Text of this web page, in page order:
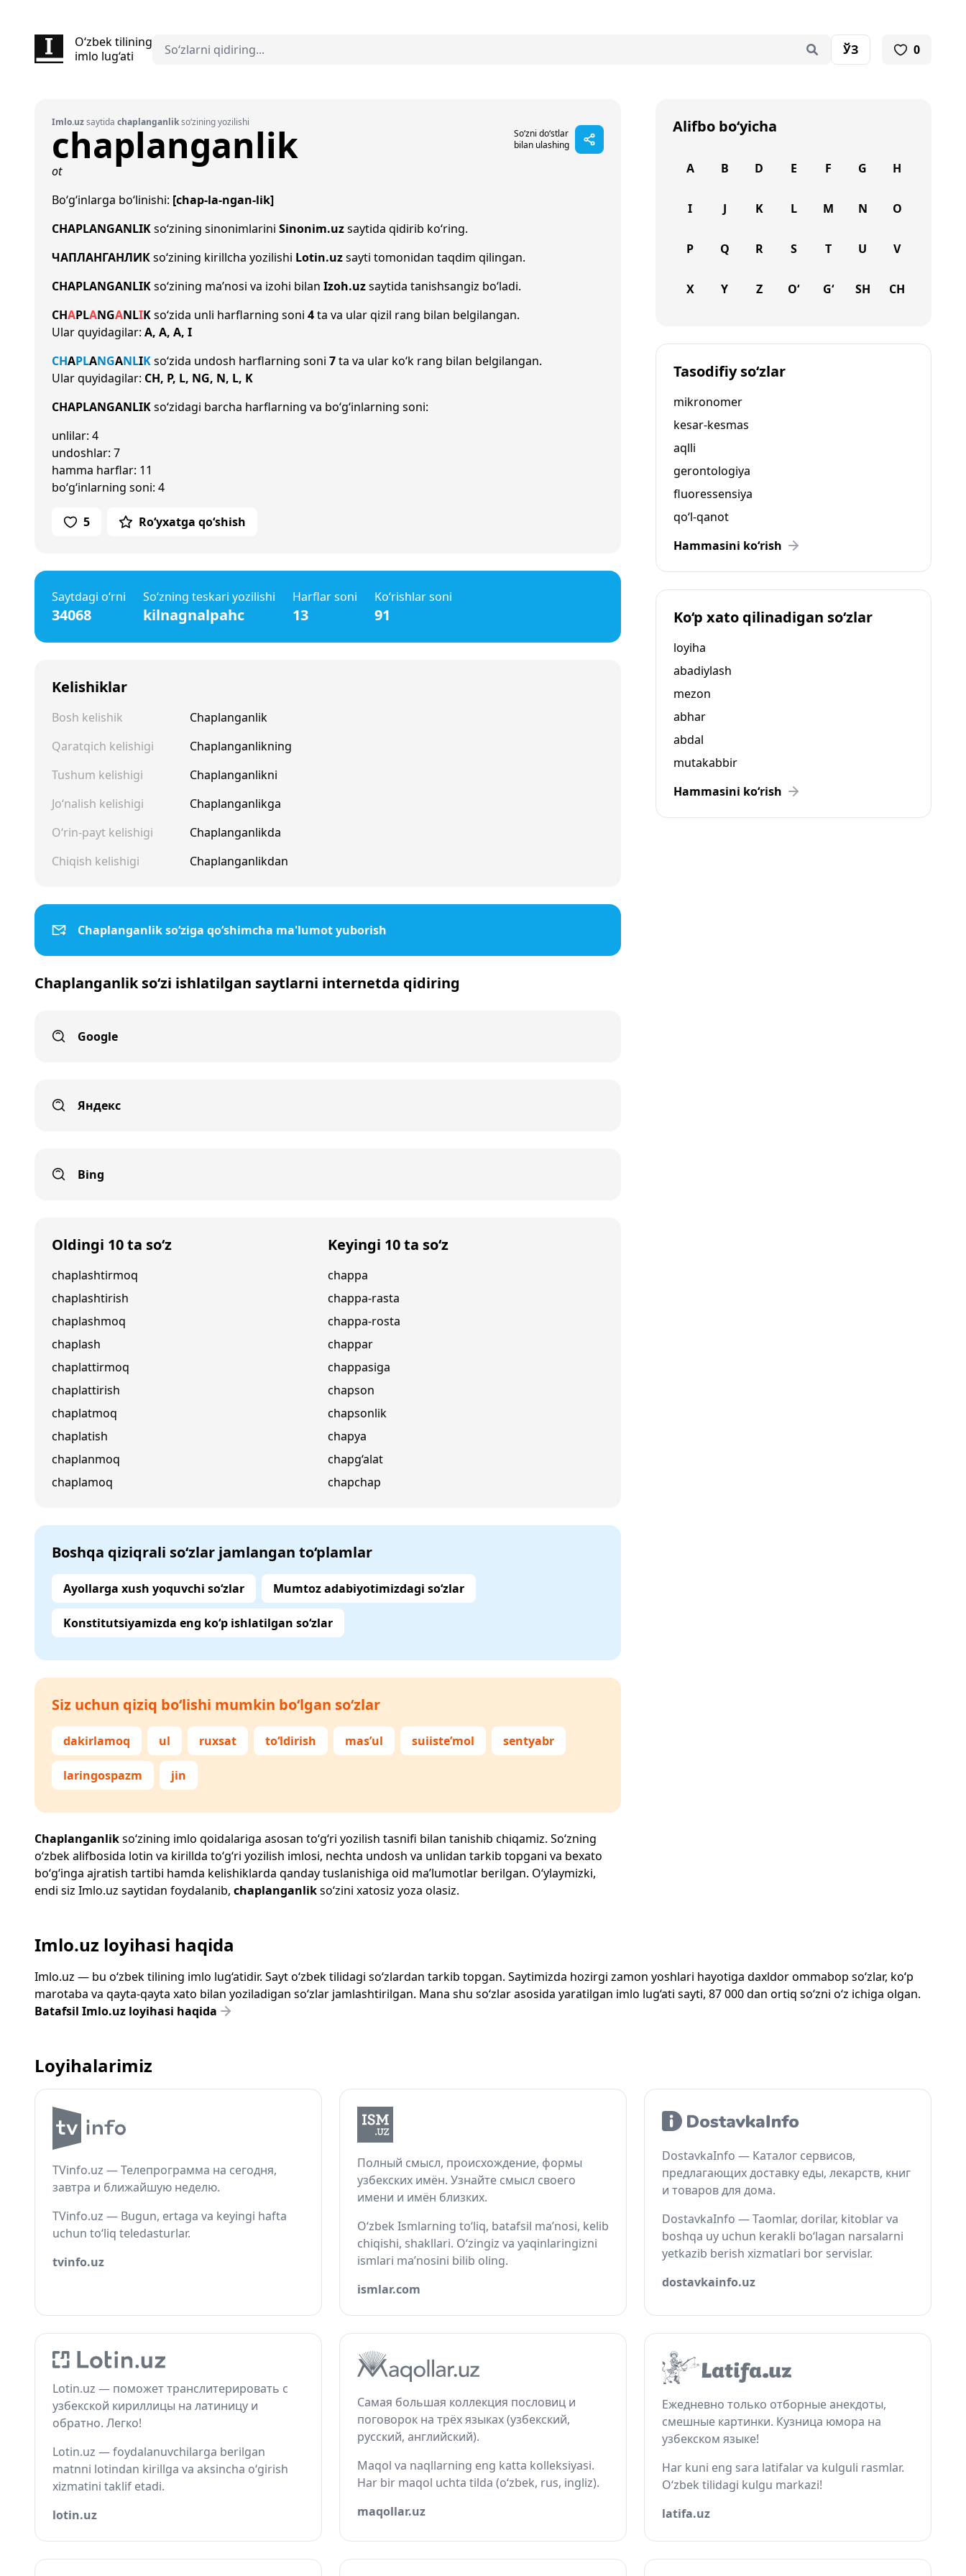
O‘zbek tilining
imlo lug‘ati
ЎЗ 0
Imlo.uzsaytida chaplanganlikso‘zining yozilishi
chaplanganlik
So‘zni do‘stlar
bilan ulashing
ot
Bo‘g‘inlarga bo‘linishi: [chap-la-ngan-lik]
CHAPLANGANLIKso‘zining sinonimlarini Sinonim.uzsaytida qidirib ko‘ring.
ЧАПЛАНГАНЛИКso‘zining kirillcha yozilishi Lotin.uzsayti tomonidan taqdim qilingan.
CHAPLANGANLIKso‘zining ma’nosi va izohi bilan Izoh.uzsaytida tanishsangiz bo‘ladi.
CHAPLANGANLIKso‘zida unli harflarning soni 4ta va ular qizil rang bilan belgilangan.
Ular quyidagilar: A, A, A, I
CHAPLANGANLIKso‘zida undosh harflarning soni 7ta va ular ko‘k rang bilan belgilangan.
Ular quyidagilar: CH, P, L, NG, N, L, K
CHAPLANGANLIKso‘zidagi barcha harflarning va bo‘g‘inlarning soni:
unlilar: 4
undoshlar: 7
hamma harflar: 11
bo‘g‘inlarning soni: 4
5 Ro‘yxatga qo‘shish
Saytdagi o‘rni
34068
So‘zning teskari yozilishi
kilnagnalpahc
Harflar soni
13
Ko‘rishlar soni
91
Kelishiklar
Bosh kelishik
Chaplanganlik
Qaratqich kelishigi
Chaplanganlikning
Tushum kelishigi
Chaplanganlikni
Jo‘nalish kelishigi
Chaplanganlikga
O‘rin-payt kelishigi
Chaplanganlikda
Chiqish kelishigi
Chaplanganlikdan
Chaplanganlik so‘ziga qo‘shimcha ma'lumot yuborish
Chaplanganlik so‘zi ishlatilgan saytlarni internetda qidiring
Google
Яндекс
Bing
Oldingi 10 ta so‘z
chaplashtirmoq
chaplashtirish
chaplashmoq
chaplash
chaplattirmoq
chaplattirish
chaplatmoq
chaplatish
chaplanmoq
chaplamoq
Keyingi 10 ta so‘z
chappa
chappa-rasta
chappa-rosta
chappar
chappasiga
chapson
chapsonlik
chapya
chapg‘alat
chapchap
Boshqa qiziqrali so‘zlar jamlangan to‘plamlar
Ayollarga xush yoquvchi so‘zlar Mumtoz adabiyotimizdagi so‘zlar
Konstitutsiyamizda eng ko‘p ishlatilgan so‘zlar
Siz uchun qiziq bo‘lishi mumkin bo‘lgan so‘zlar
dakirlamoq ul ruxsat to‘ldirish mas’ul suiiste’mol sentyabr
laringospazm jin
Chaplanganlikso‘zining imlo qoidalariga asosan to‘g‘ri yozilish tasnifi bilan tanishib chiqamiz. So‘zning
o‘zbek alifbosida lotin va kirillda to‘g‘ri yozilish imlosi, nechta undosh va unlidan tarkib topgani va bexato
bo‘g‘inga ajratish tartibi hamda kelishiklarda qanday tuslanishiga oid ma’lumotlar berilgan. O‘ylaymizki,
endi siz Imlo.uz saytidan foydalanib, chaplanganlikso‘zini xatosiz yoza olasiz.
Alifbo bo‘yicha
A B D E F G H
I J K L M N O
P Q R S T U V
X Y Z O‘ G‘ SH CH
Tasodifiy so‘zlar
mikronomer
kesar-kesmas
aqlli
gerontologiya
fluoressensiya
qo‘l-qanot
Hammasini ko‘rish
Ko‘p xato qilinadigan so‘zlar
loyiha
abadiylash
mezon
abhar
abdal
mutakabbir
Hammasini ko‘rish
Imlo.uz loyihasi haqida
Imlo.uz — bu o‘zbek tilining imlo lug‘atidir. Sayt o‘zbek tilidagi so‘zlardan tarkib topgan. Saytimizda hozirgi zamon yoshlari hayotiga daxldor ommabop so‘zlar, ko‘p
marotaba va qayta-qayta xato bilan yoziladigan so‘zlar jamlashtirilgan. Mana shu so‘zlar asosida yaratilgan imlo lug‘ati sayti, 87 000 dan ortiq so‘zni o‘z ichiga olgan.
Batafsil Imlo.uz loyihasi haqida
Loyihalarimiz
TVinfo.uz — Телепрограмма на сегодня,
завтра и ближайшую неделю.
TVinfo.uz — Bugun, ertaga va keyingi hafta
uchun to‘liq teledasturlar.
tvinfo.uz
Полный смысл, происхождение, формы
узбекских имён. Узнайте смысл своего
имени и имён близких.
O‘zbek Ismlarning to‘liq, batafsil ma’nosi, kelib
chiqishi, shakllari. O‘zingiz va yaqinlaringizni
ismlari ma’nosini bilib oling.
ismlar.com
DostavkaInfo — Каталог сервисов,
предлагающих доставку еды, лекарств, книг
и товаров для дома.
DostavkaInfo — Taomlar, dorilar, kitoblar va
boshqa uy uchun kerakli bo‘lagan narsalarni
yetkazib berish xizmatlari bor servislar.
dostavkainfo.uz
Lotin.uz — поможет транслитерировать с
узбекской кириллицы на латиницу и
обратно. Легко!
Lotin.uz — foydalanuvchilarga berilgan
matnni lotindan kirillga va aksincha o‘girish
xizmatini taklif etadi.
lotin.uz
Самая большая коллекция пословиц и
поговорок на трёх языках (узбекский,
русский, английский).
Maqol va naqllarning eng katta kolleksiyasi.
Har bir maqol uchta tilda (o‘zbek, rus, ingliz).
maqollar.uz
Ежедневно только отборные анекдоты,
смешные картинки. Кузница юмора на
узбекском языке!
Har kuni eng sara latifalar va kulguli rasmlar.
O‘zbek tilidagi kulgu markazi!
latifa.uz